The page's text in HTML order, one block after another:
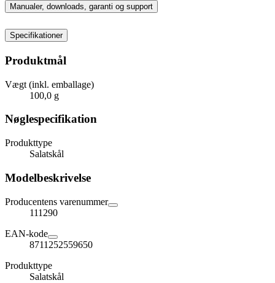
Manualer, downloads, garanti og support
Specifikationer
Produktmål
Vægt (inkl. emballage)
100,0 g
Nøglespecifikation
Produkttype
Salatskål
Modelbeskrivelse
Producentens varenummer
111290
EAN-kode
8711252559650
Produkttype
Salatskål